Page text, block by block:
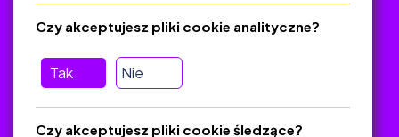
Regulamin
O platformie
Baza materiałów dydaktycznych
Jak zostać autorem
FAQ
Tak Nie
Czy akceptujesz pliki cookie analityczne?
Czy akceptujesz pliki cookie śledzące?